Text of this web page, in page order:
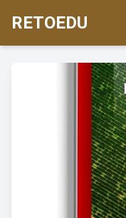
RETOEDU